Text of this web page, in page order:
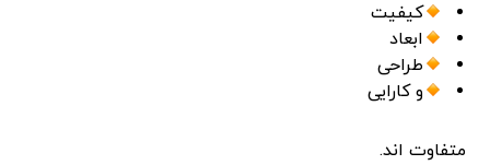
کیفیت
ابعاد
طراحی
و کارایی
متفاوت‌ اند.